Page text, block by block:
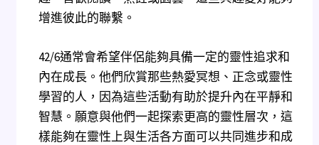
增進彼此的聯繫。
42/6通常會希望伴侶能夠具備一定的靈性追求和
內在成長。他們欣賞那些熱愛冥想、正念或靈性
學習的人，因為這些活動有助於提升內在平靜和
智慧。願意與他們一起探索更高的靈性層次，這
樣能夠在靈性上與生活各方面可以共同進步和成